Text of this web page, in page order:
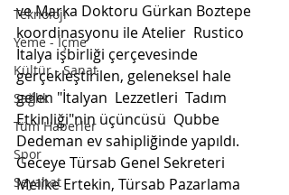
Teknoloji
Yeme - İçme
Kültür - Sanat
Sağlık
Tüm Haberler
Spor
Seyahat
ve Marka Doktoru Gürkan Boztepe
koordinasyonu ile Atelier  Rustico
İtalya işbirliği çerçevesinde
gerçekleştirilen, geleneksel hale
gelen "İtalyan  Lezzetleri  Tadım
Etkinliği"nin üçüncüsü  Qubbe
Dedeman ev sahipliğinde yapıldı.
Geceye Türsab Genel Sekreteri
Melike Ertekin, Türsab Pazarlama